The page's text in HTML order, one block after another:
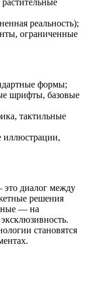
реальность);
ограниченные
формы;
шрифты, базовые
тактильные
иллюстрации,
это диалог между
решения
— на
становятся